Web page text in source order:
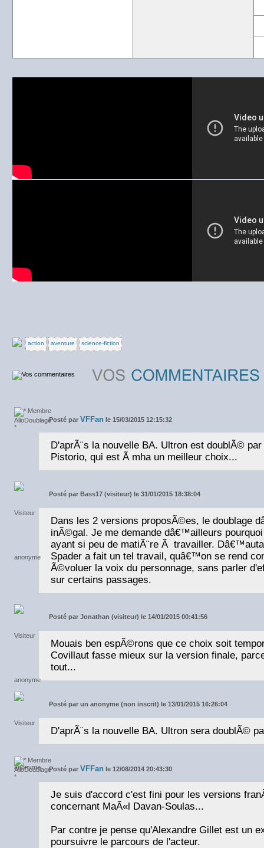
action aventure science-fiction
Posté par VFFan le 15/03/2015 12:15:32
D'aprÃ¨s la nouvelle BA. Ultron est doublÃ©
Pistorio, qui est Ã mha un meilleur choix...
Posté par Bass17 (visiteur) le 31/01/2015 18:38:04
Dans les 2 versions proposÃ©es, le doublage
inÃ©gal. Je me demande dâ€™ailleurs
ayant si peu de matiÃ¨re Ã travailler.
Spader a fait un tel travail, quâ€™on se rend
Ã©voluer la voix du personnage, sans parler
sur certains passages.
Posté par Jonathan (visiteur) le 14/01/2015 00:41:56
Mouais ben espÃ©rons que ce choix soit
Covillaut fasse mieux sur la version finale,
tout...
Posté par un anonyme (non inscrit) le 13/01/2015 16:26:04
D'aprÃ¨s la nouvelle BA. Ultron sera doublÃ©
Posté par VFFan le 12/08/2014 20:43:30
Je suis d'accord c'est fini pour les versions
concernant MaÃ«l Davan-Soulas...
Par contre je pense qu'Alexandre Gillet est un
poursuivre le parcours de l'acteur.